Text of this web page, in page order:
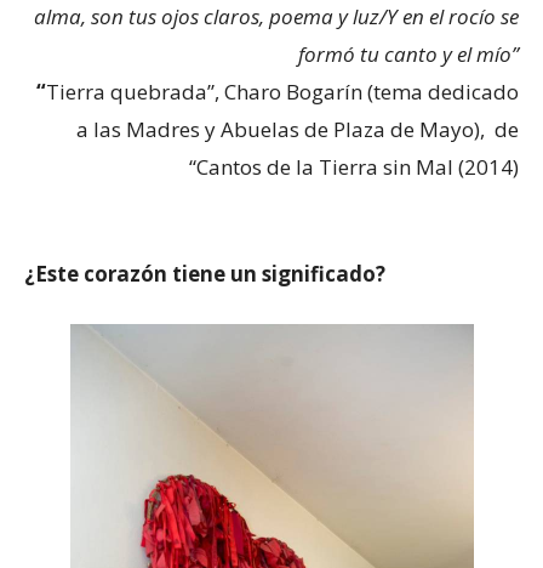
alma, son tus ojos claros, poema y luz/Y en el rocío se
formó tu canto y el mío”
“Tierra quebrada”, Charo Bogarín (tema dedicado
a las Madres y Abuelas de Plaza de Mayo), de
“Cantos de la Tierra sin Mal (2014)
¿Este corazón tiene un significado?